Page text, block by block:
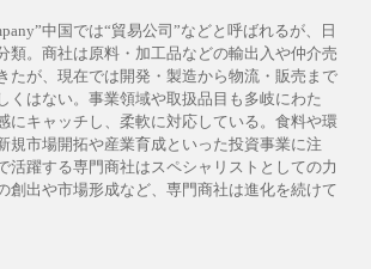
中国では“貿易公司”などと呼ばれるが、日
類。商社は原料・加工品などの輸出入や仲介売
たが、現在では開発・製造から物流・販売まで
くはない。事業領域や取扱品目も多岐にわた
にキャッチし、柔軟に対応している。食料や環
規市場開拓や産業育成といった投資事業に注
活躍する専門商社はスペシャリストとしての力
創出や市場形成など、専門商社は進化を続けて